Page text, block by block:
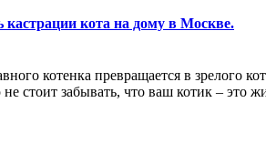
кастрации кота на дому в Москве.
котенка превращается в зрелого
стоит забывать, что ваш котик –